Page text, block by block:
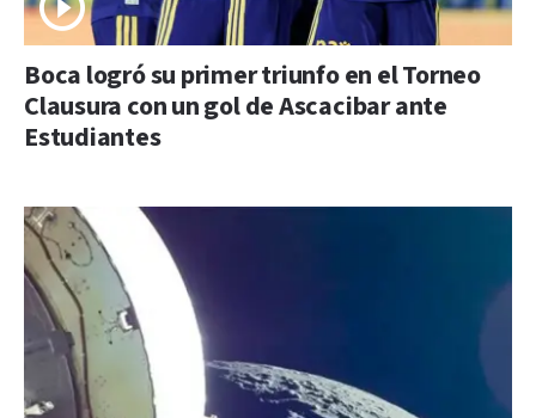
Boca logró su primer triunfo en el Torneo
Clausura con un gol de Ascacibar ante
Estudiantes